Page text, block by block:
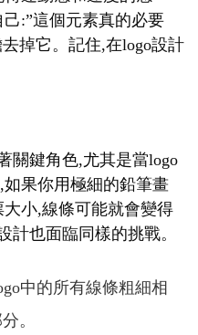
:”這個元素真的必要
掉它。記住,在logo設計
關鍵角色,尤其是當logo
果你用極細的鉛筆畫
小,線條可能就會變得
計也面臨同樣的挑戰。
中的所有線條粗細相
。